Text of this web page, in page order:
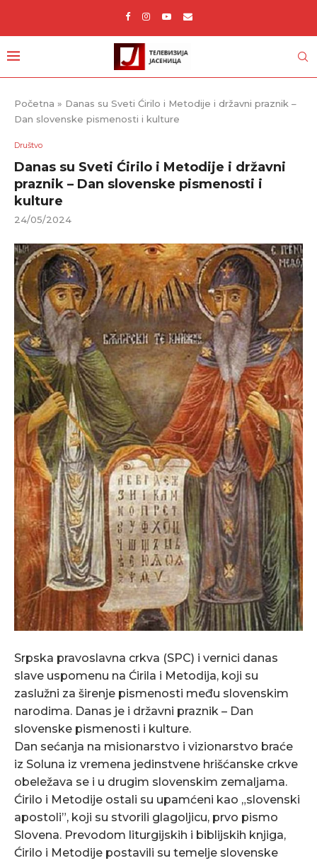
Početna » Danas su Sveti Ćirilo i Metodije i državni praznik –
Dan slovenske pismenosti i kulture
Društvo
Danas su Sveti Ćirilo i Metodije i državni
praznik – Dan slovenske pismenosti i
kulture
24/05/2024
Srpska pravoslavna crkva (SPC) i vernici danas
slave uspomenu na Ćirila i Metodija, koji su
zaslužni za širenje pismenosti među slovenskim
narodima. Danas je i državni praznik – Dan
slovenske pismenosti i kulture.
Dan sećanja na misionarstvo i vizionarstvo braće
iz Soluna iz vremena jedinstvene hrišćanske crkve
obeležava se i u drugim slovenskim zemaljama.
Ćirilo i Metodije ostali su upamćeni kao „slovenski
apostoli”, koji su stvorili glagoljicu, prvo pismo
Slovena. Prevodom liturgijskih i biblijskih knjiga,
Ćirilo i Metodije postavili su temelje slovenske